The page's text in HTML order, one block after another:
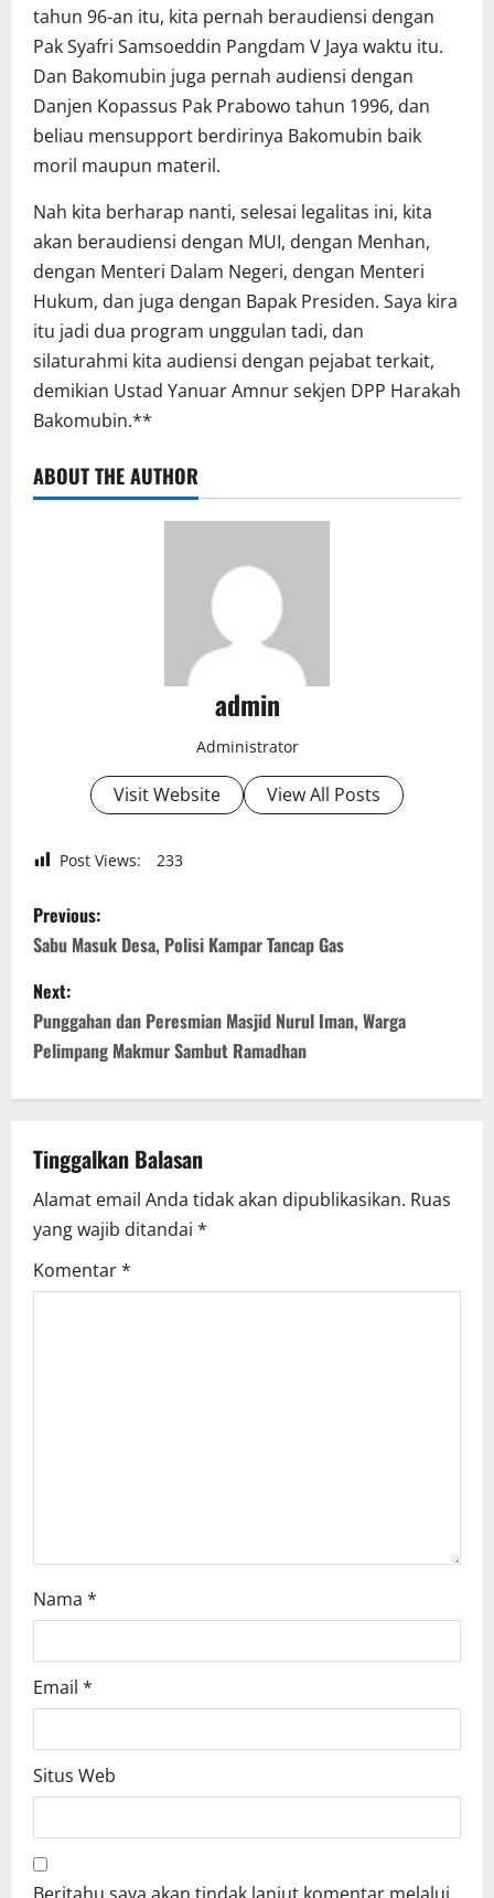
tahun 96-an itu, kita pernah beraudiensi dengan
Pak Syafri Samsoeddin Pangdam V Jaya waktu itu.
Dan Bakomubin juga pernah audiensi dengan
Danjen Kopassus Pak Prabowo tahun 1996, dan
beliau mensupport berdirinya Bakomubin baik
moril maupun materil.
Nah kita berharap nanti, selesai legalitas ini, kita
akan beraudiensi dengan MUI, dengan Menhan,
dengan Menteri Dalam Negeri, dengan Menteri
Hukum, dan juga dengan Bapak Presiden. Saya kira
itu jadi dua program unggulan tadi, dan
silaturahmi kita audiensi dengan pejabat terkait,
demikian Ustad Yanuar Amnur sekjen DPP Harakah
Bakomubin.**
ABOUT THE AUTHOR
admin
Administrator
Visit Website View All Posts
Post Views: 233
P
o
s
t
n
a
v
i
g
Previous:
Sabu Masuk Desa, Polisi Kampar Tancap Gas
Next:
Punggahan dan Peresmian Masjid Nurul Iman, Warga
Pelimpang Makmur Sambut Ramadhan
Tinggalkan Balasan
Alamat email Anda tidak akan dipublikasikan. Ruas
yang wajib ditandai *
Komentar*
Nama *
Email *
Situs Web